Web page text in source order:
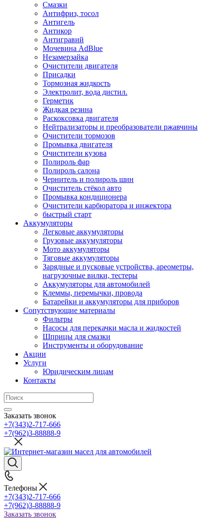
Смазки
Антифриз, тосол
Антигель
Антикор
Антигравий
Мочевина AdBlue
Незамерзайка
Очистители двигателя
Присадки
Тормозная жидкость
Электролит, вода дистил.
Герметик
Жидкая резина
Раскоксовка двигателя
Нейтрализаторы и преобразователи ржавчины
Очистители тормозов
Промывка двигателя
Очистители кузова
Полироль фар
Полироль салона
Чернитель и полироль шин
Очиститель стёкол авто
Промывка кондиционера
Очистители карбюратора и инжектора
быстрый старт
Аккумуляторы
Легковые аккумуляторы
Грузовые аккумуляторы
Мото аккумуляторы
Тяговые аккумуляторы
Зарядные и пусковые устройства, ареометры,
нагрузочные вилки, тестеры
Аккумуляторы для автомобилей
Клеммы, перемычки, провода
Батарейки и аккумуляторы для приборов
Сопутствующие материалы
Фильтры
Насосы для перекачки масла и жидкостей
Шприцы для смазки
Инструменты и оборудование
Акции
Услуги
Юридическим лицам
Контакты
Заказать звонок
+7(343)2-717-666
+7(962)3-88888-9
Телефоны
+7(343)2-717-666
+7(962)3-88888-9
Заказать звонок